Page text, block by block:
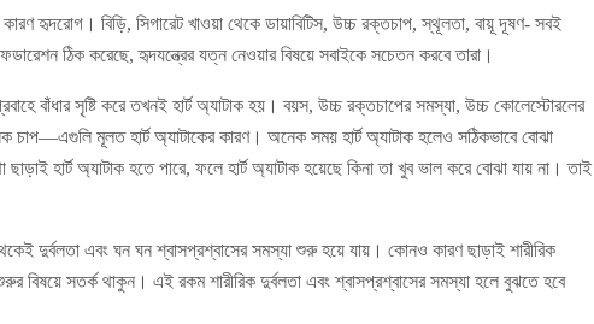
কারণ হৃদরোগ। বিড়ি, সিগারেট খাওয়া থেকে ডায়াবিটিস, উচ্চ রক্তচাপ, স্থূলতা, বায়ূ দূষণ- সবই
ঠিক করেছে, হৃদযন্ত্রের যত্ন নেওয়ার বিষয়ে সবাইকে সচেতন করবে তারা।
বাঁধার সৃষ্টি করে তখনই হার্ট অ্যাটাক হয়। বয়স, উচ্চ রক্তচাপের সমস্যা, উচ্চ কোলেস্টোরলের
চাপ—এগুলি মূলত হার্ট অ্যাটাকের কারণ। অনেক সময় হার্ট অ্যাটাক হলেও সঠিকভাবে বোঝা
হার্ট অ্যাটাক হতে পারে, ফলে হার্ট অ্যাটাক হয়েছে কিনা তা খুব ভাল করে বোঝা যায় না। তাই
দুর্বলতা এবং ঘন ঘন শ্বাসপ্রশ্বাসের সমস্যা শুরু হয়ে যায়। কোনও কারণ ছাড়াই শারীরিক
বিষয়ে সতর্ক থাকুন। এই রকম শারীরিক দুর্বলতা এবং শ্বাসপ্রশ্বাসের সমস্যা হলে বুঝতে হবে